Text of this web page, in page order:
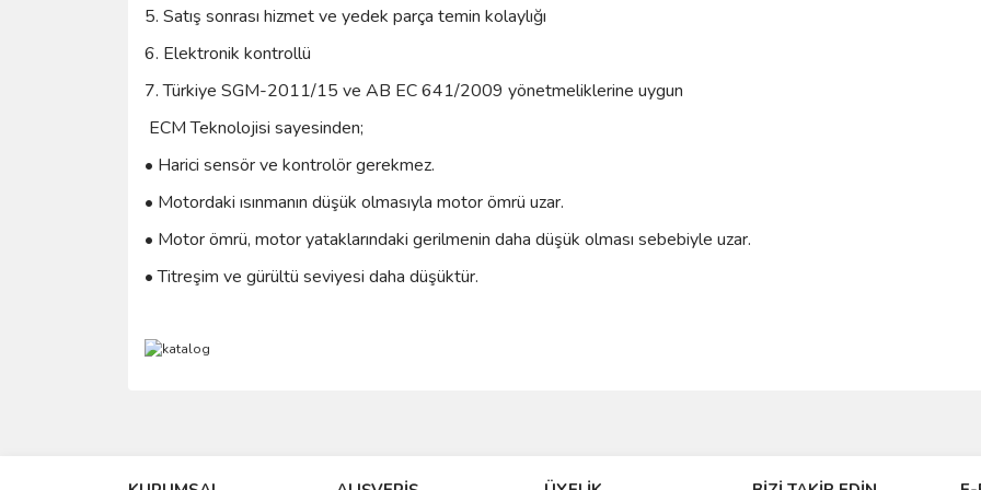
5. Satış sonrası hizmet ve yedek parça temin kolaylığı
6. Elektronik kontrollü
7. Türkiye SGM-2011/15 ve AB EC 641/2009 yönetmeliklerine uygun
ECM Teknolojisi sayesinden;
• Harici sensör ve kontrolör gerekmez.
• Motordaki ısınmanın düşük olmasıyla motor ömrü uzar.
• Motor ömrü, motor yataklarındaki gerilmenin daha düşük olması sebebiyle uzar.
• Titreşim ve gürültü seviyesi daha düşüktür.